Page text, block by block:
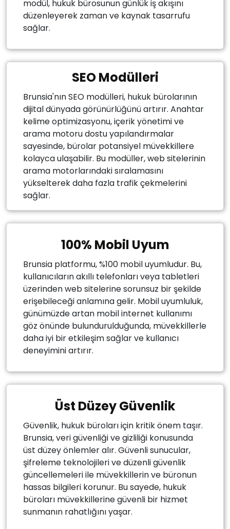
modül, hukuk bürosunun günlük iş akışını
düzenleyerek zaman ve kaynak tasarrufu
sağlar.
SEO Modülleri
Brunsia'nın SEO modülleri, hukuk bürolarının
dijital dünyada görünürlüğünü artırır. Anahtar
kelime optimizasyonu, içerik yönetimi ve
arama motoru dostu yapılandırmalar
sayesinde, bürolar potansiyel müvekkillere
kolayca ulaşabilir. Bu modüller, web sitelerinin
arama motorlarındaki sıralamasını
yükselterek daha fazla trafik çekmelerini
sağlar.
100% Mobil Uyum
Brunsia platformu, %100 mobil uyumludur. Bu,
kullanıcıların akıllı telefonları veya tabletleri
üzerinden web sitelerine sorunsuz bir şekilde
erişebileceği anlamına gelir. Mobil uyumluluk,
günümüzde artan mobil internet kullanımı
göz önünde bulundurulduğunda, müvekkillerle
daha iyi bir etkileşim sağlar ve kullanıcı
deneyimini artırır.
Üst Düzey Güvenlik
Güvenlik, hukuk büroları için kritik önem taşır.
Brunsia, veri güvenliği ve gizliliği konusunda
üst düzey önlemler alır. Güvenli sunucular,
şifreleme teknolojileri ve düzenli güvenlik
güncellemeleri ile müvekkillerin ve büronun
hassas bilgileri korunur. Bu sayede, hukuk
büroları müvekkillerine güvenli bir hizmet
sunmanın rahatlığını yaşar.